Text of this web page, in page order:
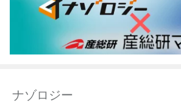
ナゾロジー